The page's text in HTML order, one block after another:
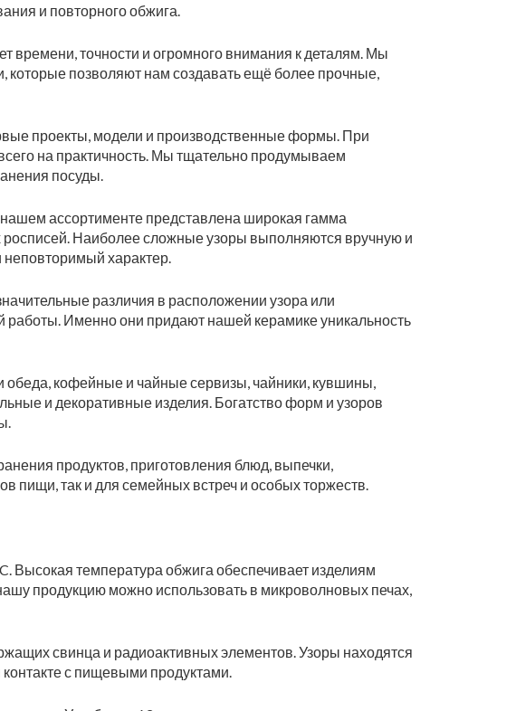
и повторного обжига.
времени, точности и огромного внимания к деталям. Мы
позволяют нам создавать ещё более прочные,
проекты, модели и производственные формы. При
на практичность. Мы тщательно продумываем
посуды.
ассортименте представлена широкая гамма
Наиболее сложные узоры выполняются вручную и
характер.
различия в расположении узора или
работы. Именно они придают нашей керамике уникальность
кофейные и чайные сервизы, чайники, кувшины,
и декоративные изделия. Богатство форм и узоров
продуктов, приготовления блюд, выпечки,
пищи, так и для семейных встреч и особых торжеств.
Высокая температура обжига обеспечивает изделиям
продукцию можно использовать в микроволновых печах,
свинца и радиоактивных элементов. Узоры находятся
с пищевыми продуктами.